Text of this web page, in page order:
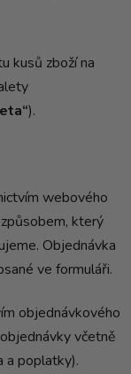
kusů zboží na
).
webového
který
Objednávka
ve formuláři.
objednávkového
včetně
a poplatky).